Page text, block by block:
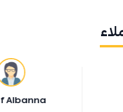
Rehaf Albanna